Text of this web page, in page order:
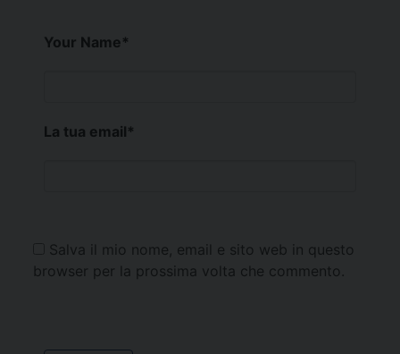
Your Name*
La tua email*
Salva il mio nome, email e sito web in questo
browser per la prossima volta che commento.